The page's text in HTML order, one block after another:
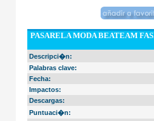
PASARELA MODA BEATEAM
Descripci�n:
Palabras clave:
Fecha:
Impactos:
Descargas:
Puntuaci�n: